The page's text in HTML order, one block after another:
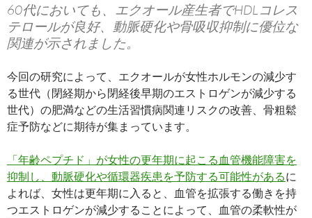
60代においても、エクオール産生者でHDLコレス
テロールが良好、動脈硬化や骨吸収抑制に優位な
関連が示されました。
今回の研究によって、エクオールが女性ホルモンの減少す
る世代（閉経期から閉経後早期のエストロゲンが減少する
世代）の肥満などの生活習慣病関連リスクの改善、骨粗鬆
症予防などに期待が集まっています。
「年齢ペプチド」が女性の更年期に起こる血管機能障害を
抑制し、動脈硬化や循環器疾患を予防する可能性があるに
よれば、女性は更年期に入ると、血管を拡張する働きを持
つエストロゲンが減少することによって、血管の柔軟性が